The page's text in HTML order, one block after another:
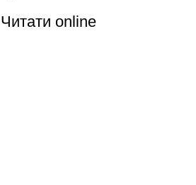
Читати online